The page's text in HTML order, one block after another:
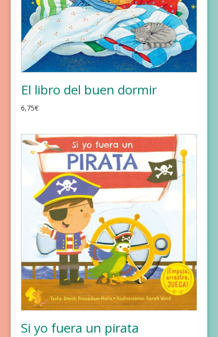
El libro del buen dormir
6,75€
Si yo fuera un pirata